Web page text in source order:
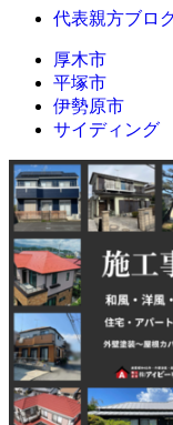
代表親方ブロ
厚木市
平塚市
伊勢原市
サイディング